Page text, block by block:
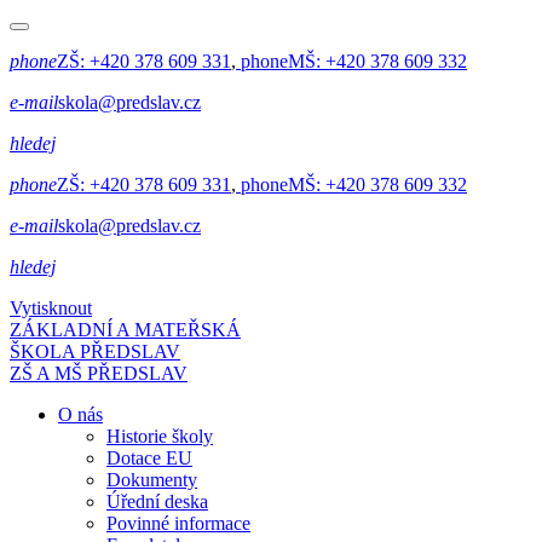
phoneZŠ: +420 378 609 331 , phoneMŠ: +420 378 609 332
e-mailskola@predslav.cz
hledej
phoneZŠ: +420 378 609 331 , phoneMŠ: +420 378 609 332
e-mailskola@predslav.cz
hledej
Vytisknout
ZÁKLADNÍ A MATEŘSKÁ
ŠKOLA PŘEDSLAV
ZŠ A MŠ PŘEDSLAV
O nás
Historie školy
Dotace EU
Dokumenty
Úřední deska
Povinné informace